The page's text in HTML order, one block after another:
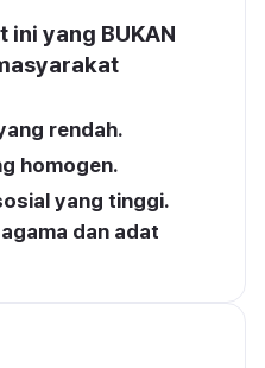
yang BUKAN
rendah.
homogen.
yang tinggi.
dan adat